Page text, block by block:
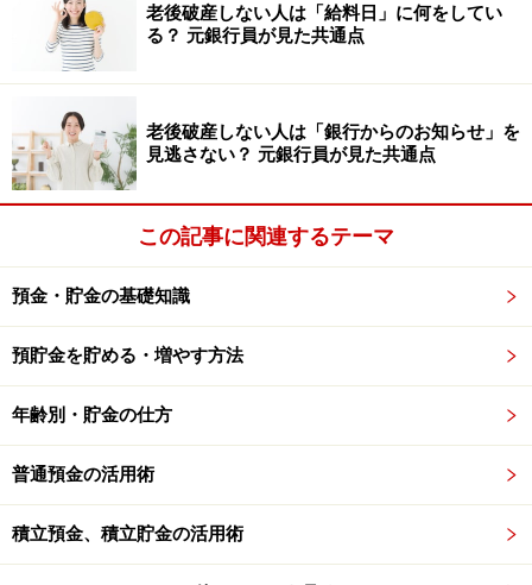
ます。
を作るのが一番の近道になるかもしれません！
【関連記事】
老後破産しない人は「給料日」に何をしてい
る？ 元銀行員が見た共通点
老後破産しない人は「銀行からのお知らせ」を
見逃さない？ 元銀行員が見た共通点
この記事に関連するテーマ
預金・貯金の基礎知識
預貯金を貯める・増やす方法
年齢別・貯金の仕方
普通預金の活用術
積立預金、積立貯金の活用術